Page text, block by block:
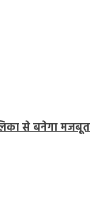
से बनेगा मजबूत